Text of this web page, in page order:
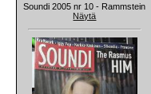
Soundi 2005 nr 10 - Rammstein
Näytä